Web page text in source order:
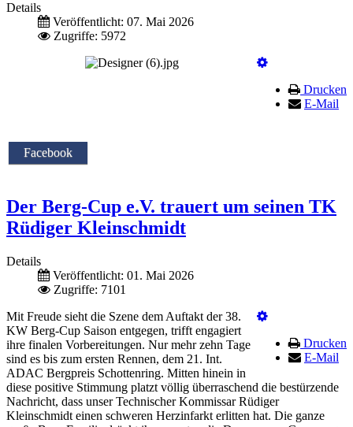
Details
Veröffentlicht: 07. Mai 2026
Zugriffe: 5972
Drucken
E-Mail
Facebook
Der Berg-Cup e.V. trauert um seinen TK
Rüdiger Kleinschmidt
Details
Veröffentlicht: 01. Mai 2026
Zugriffe: 7101
Drucken
E-Mail
Mit Freude sieht die Szene dem Auftakt der 38.
KW Berg-Cup Saison entgegen, trifft engagiert
ihre finalen Vorbereitungen. Nur mehr zehn Tage
sind es bis zum ersten Rennen, dem 21. Int.
ADAC Bergpreis Schottenring. Mitten hinein in
diese positive Stimmung platzt völlig überraschend die bestürzende
Nachricht, dass unser Technischer Kommissar Rüdiger
Kleinschmidt einen schweren Herzinfarkt erlitten hat. Die ganze